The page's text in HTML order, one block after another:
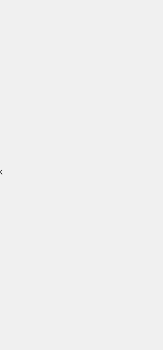
through statistics or
from different sources
services
data
on information